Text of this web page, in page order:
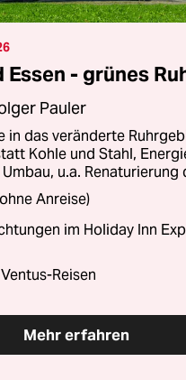
Essen - grünes
Pauler
in das veränderte
Kohle und Stahl,
u.a. Renaturierung
Anreise)
im Holiday Inn
Reisen
Mehr erfahren